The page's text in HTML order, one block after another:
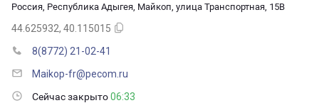
Россия, Республика Адыгея, Майкоп, улица Транспортная, 15В
44.625932, 40.115015
8(8772) 21-02-41
Maikop-fr@pecom.ru
Сейчас закрыто06:33